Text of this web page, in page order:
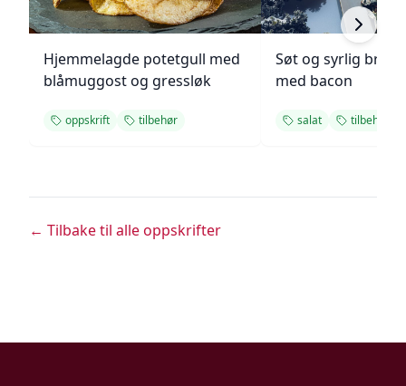
Hjemmelagde potetgull med
blåmuggost og gressløk
oppskrift tilbehør
Søt og syrlig
med bacon
salat tilbehør
← Tilbake til alle oppskrifter